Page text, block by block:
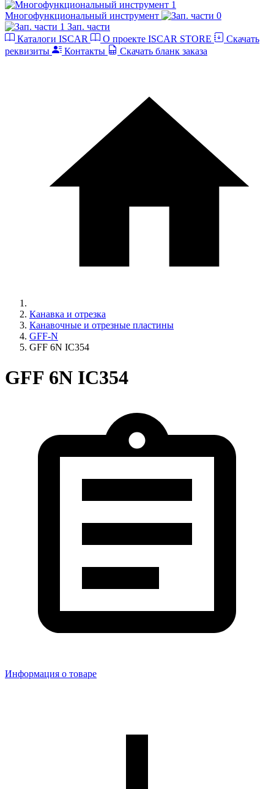
Многофункциональный инструмент
Зап. части
Каталоги ISCAR
О проекте ISCAR STORE
Скачать
реквизиты
Контакты Скачать бланк заказа
Канавка и отрезка
Канавочные и отрезные пластины
GFF-N
GFF 6N IC354
GFF 6N IC354
Информация о товаре